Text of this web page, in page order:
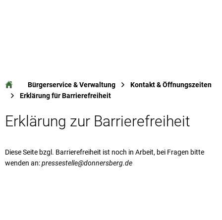
Bürgerservice & Verwaltung
Kontakt & Öffnungszeiten
Erklärung für Barrierefreiheit
Erklärung zur Barrierefreiheit
Diese Seite bzgl. Barrierefreiheit ist noch in Arbeit, bei Fragen bitte
wenden an:pressestelle@donnersberg.de